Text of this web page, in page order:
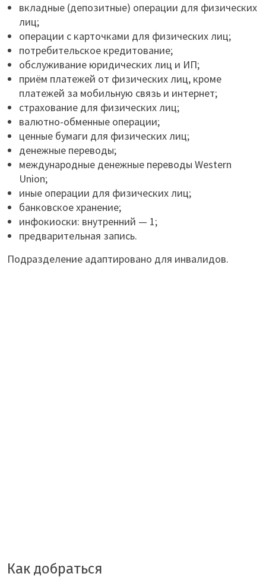
вкладные (депозитные) операции для физических
лиц;
операции с карточками для физических лиц;
потребительское кредитование;
обслуживание юридических лиц и ИП;
приём платежей от физических лиц, кроме
платежей за мобильную связь и интернет;
страхование для физических лиц;
валютно-обменные операции;
ценные бумаги для физических лиц;
денежные переводы;
международные денежные переводы Western
Union;
иные операции для физических лиц;
банковское хранение;
инфокиоски: внутренний — 1;
предварительная запись.
Подразделение адаптировано для инвалидов.
Как добраться